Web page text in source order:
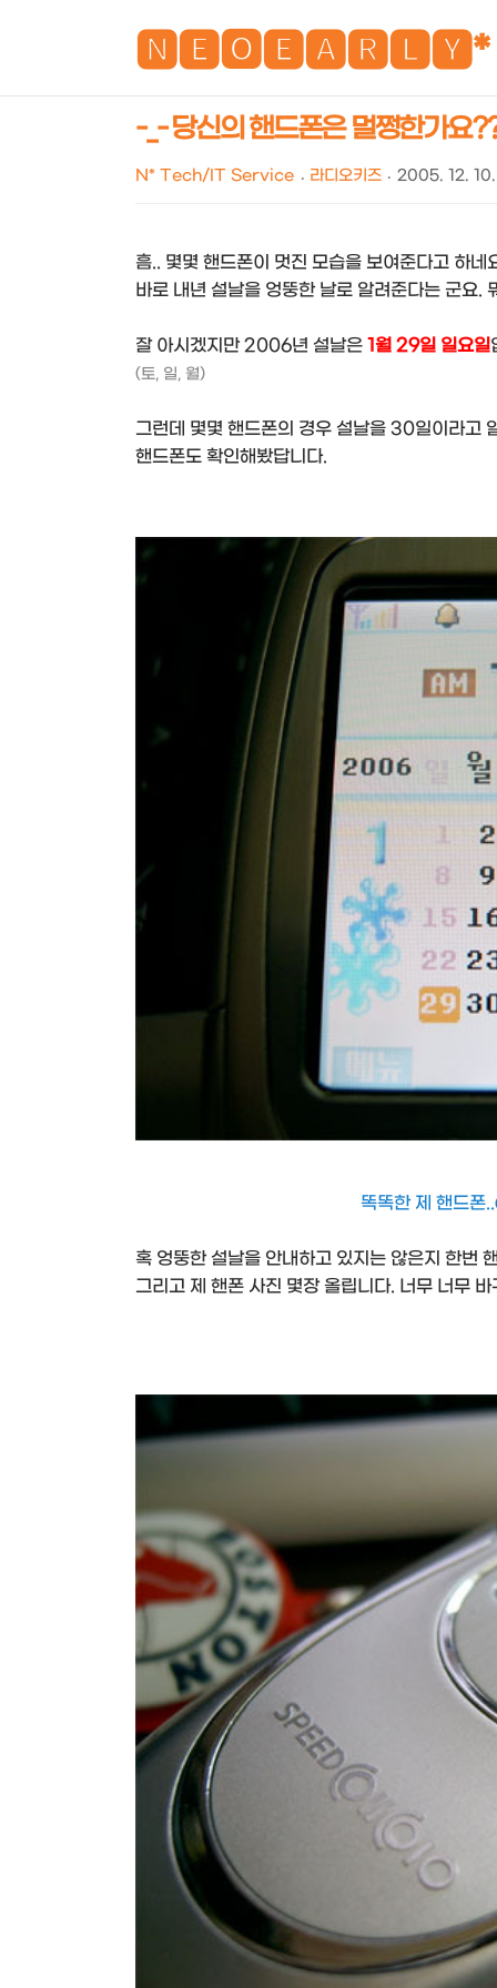
🅽🅴🅾🅴🅰🆁🅻🆈*
-_- 당신의 핸드폰은 멀쩡한가요
N* Tech/IT Service 라디오키즈 2005. 12. 10.
흠.. 몇몇 핸드폰이 멋진 모습을 보여준다고 하네
바로 내년 설날을 엉뚱한 날로 알려준다는 군요.
잘 아시겠지만 2006년 설날은 1월 29일 일요일
(토, 일, 월)
그런데 몇몇 핸드폰의 경우 설날을 30일이라고
핸드폰도 확인해봤답니다.
똑똑한 제 핸드폰
혹 엉뚱한 설날을 안내하고 있지는 않은지 한번
그리고 제 핸폰 사진 몇장 올립니다. 너무 너무